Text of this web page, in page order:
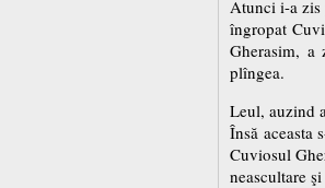
Atunci i-a zis
îngropat
Gherasim, a
plîngea.
Leul, auzind
Însă aceasta
Cuviosul
neascultare